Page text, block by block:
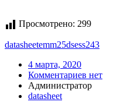
Просмотрено: 299
datasheetemm25dsess243
4 марта, 2020
Комментариев нет
Администратор
datasheet